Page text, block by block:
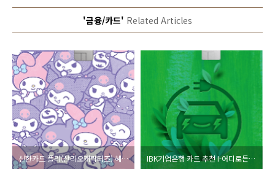
'금융/카드' Related Articles
신한카드 플리(산리오캐릭터즈) 혜택, 발급 신청방법 총 정리 IBK기업은행 카드 추천 I-어디로든 그린카드 혜택, 친환경 걷기